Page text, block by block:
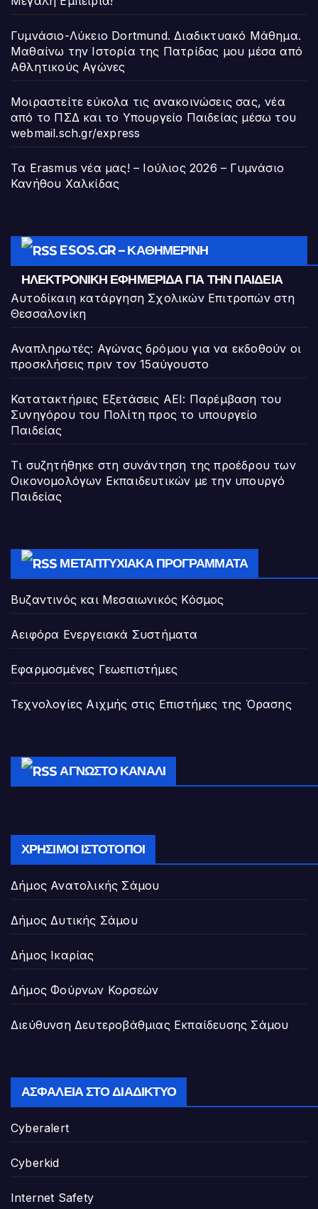
Γυμνάσιο-Λύκειο Dortmund. Διαδικτυακό Μάθημα.
Μαθαίνω την Ιστορία της Πατρίδας μου μέσα από
Αθλητικούς Αγώνες
Μοιραστείτε εύκολα τις ανακοινώσεις σας, νέα
από το ΠΣΔ και το Υπουργείο Παιδείας μέσω του
webmail.sch.gr/express
Τα Erasmus νέα μας! – Ιούλιος 2026 – Γυμνάσιο
Κανήθου Χαλκίδας
ESOS.GR – ΚΑΘΗΜΕΡΙΝΉ
ΗΛΕΚΤΡΟΝΙΚΉ ΕΦΗΜΕΡΊΔΑ ΓΙΑ ΤΗΝ ΠΑΙΔΕΊΑ
Αυτοδίκαιη κατάργηση Σχολικών Επιτροπών στη
Θεσσαλονίκη
Αναπληρωτές: Αγώνας δρόμου για να εκδοθούν οι
προσκλήσεις πριν τον 15αύγουστο
Κατατακτήριες Εξετάσεις ΑΕΙ: Παρέμβαση του
Συνηγόρου του Πολίτη προς το υπουργείο
Παιδείας
Τι συζητήθηκε στη συνάντηση της προέδρου των
Οικονομολόγων Εκπαιδευτικών με την υπουργό
Παιδείας
ΜΕΤΑΠΤΥΧΙΑΚΆ ΠΡΟΓΡΆΜΜΑΤΑ
Βυζαντινός και Μεσαιωνικός Κόσμος
Αειφόρα Ενεργειακά Συστήματα
Εφαρμοσμένες Γεωεπιστήμες
Τεχνολογίες Αιχμής στις Επιστήμες της Όρασης
ΆΓΝΩΣΤΟ ΚΑΝΆΛΙ
ΧΡΉΣΙΜΟΙ ΙΣΤΌΤΟΠΟΙ
Δήμος Ανατολικής Σάμου
Δήμος Δυτικής Σάμου
Δήμος Ικαρίας
Δήμος Φούρνων Κορσεών
Διεύθυνση Δευτεροβάθμιας Εκπαίδευσης Σάμου
ΑΣΦΆΛΕΙΑ ΣΤΟ ΔΙΑΔΊΚΤΥΟ
Cyberalert
Cyberkid
Internet Safety